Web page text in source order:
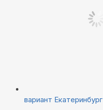
вариант Екатеринбург